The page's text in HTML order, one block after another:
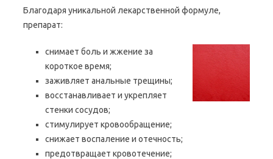
Благодаря уникальной лекарственной формуле,
препарат:
снимает боль и жжение за
короткое время;
заживляет анальные трещины;
восстанавливает и укрепляет
стенки сосудов;
стимулирует кровообращение;
снижает воспаление и отечность;
предотвращает кровотечение;